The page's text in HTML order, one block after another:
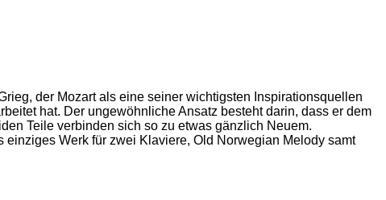
der Mozart als eine seiner wichtigsten Inspirationsquellen
hat. Der ungewöhnliche Ansatz besteht darin, dass er dem
Teile verbinden sich so zu etwas gänzlich Neuem.
Werk für zwei Klaviere, Old Norwegian Melody samt